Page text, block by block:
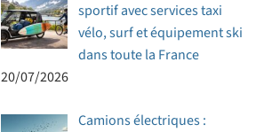
sportif avec services taxi
vélo, surf et équipement ski
dans toute la France
20/07/2026
Camions électriques :